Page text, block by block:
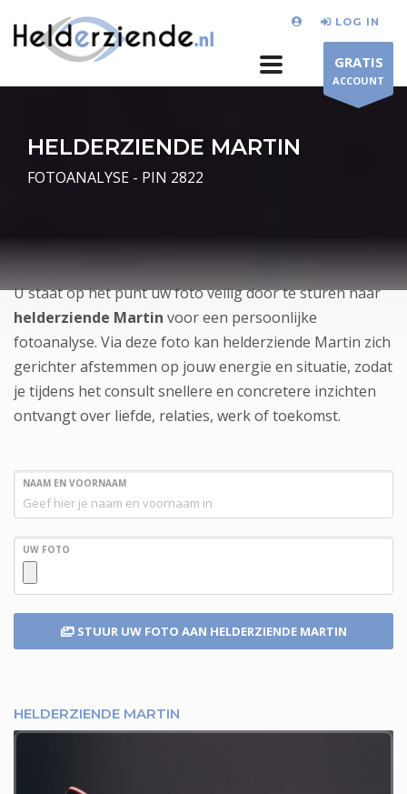
LOG IN
GRATIS
ACCOUNT
HELDERZIENDE MARTIN
FOTOANALYSE - PIN 2822
U staat op het punt uw foto veilig door te sturen naar
helderziende Martin voor een persoonlijke
fotoanalyse. Via deze foto kan helderziende Martin zich
gerichter afstemmen op jouw energie en situatie, zodat
je tijdens het consult snellere en concretere inzichten
ontvangt over liefde, relaties, werk of toekomst.
NAAM EN VOORNAAM
UW FOTO
STUUR UW FOTO AAN HELDERZIENDE MARTIN
HELDERZIENDE MARTIN